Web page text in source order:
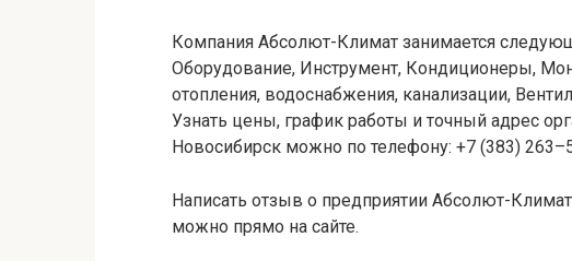
Компания Абсолют-Климат занимается
Оборудование, Инструмент, Кондиционеры,
отопления, водоснабжения, канализации,
Узнать цены, график работы и точный адрес
Новосибирск можно по телефону: +7 (383)
Написать отзыв о предприятии Абсолют-
можно прямо на сайте.